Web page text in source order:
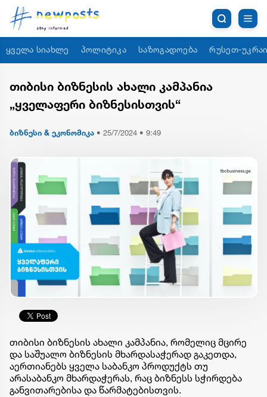
ყველა სიახლე პოლიტიკა საზოგადოება რუსეთ-
თიბისი ბიზნესის ახალი კამპანია
„ყველაფერი ბიზნესისთვის“
ბიზნესი & ეკონომიკა • 25/7/2024 • 9:49
თიბისი ბიზნესის ახალი კამპანია, რომელიც მცირე
და საშუალო ბიზნესის მხარდასაჭერად გაკეთდა,
აერთიანებს ყველა საბანკო პროდუქტს თუ
არასაბანკო მხარდაჭერას, რაც ბიზნესს სჭირდება
განვითარებისა და წარმატებისთვის.